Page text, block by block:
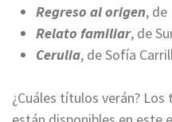
Regreso al origen, de
Relato familiar, de
Cerulia, de Sofía
¿Cuáles títulos verán?